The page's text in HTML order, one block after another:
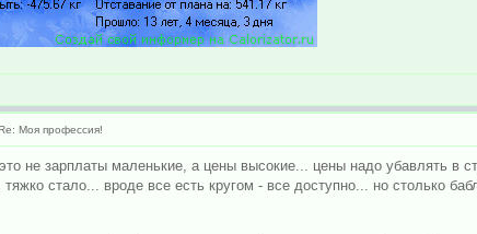
Моя профессия!
не зарплаты маленькие, а цены высокие... цены надо убавлять в
стало... вроде все есть кругом - все доступно... но столько